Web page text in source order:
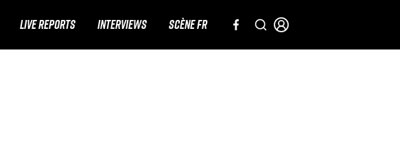
LIVE REPORTS INTERVIEWS SCÈNE FR